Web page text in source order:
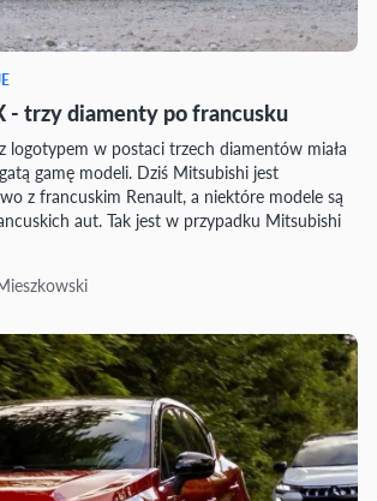
- trzy diamenty po francusku
logotypem w postaci trzech diamentów miała
gamę modeli. Dziś Mitsubishi jest
z francuskim Renault, a niektóre modele są
aut. Tak jest w przypadku Mitsubishi